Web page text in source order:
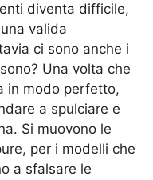
diventa difficile,
valida
ci sono anche i
Una volta che
in modo perfetto,
a spulciare e
Si muovono le
per i modelli che
a sfalsare le